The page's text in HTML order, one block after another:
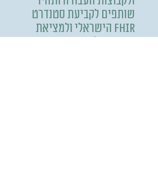
שותפים לקביעת סטנדרט
FHIR הישראלי ולמציאת
פתרונות למערכת הבריאות